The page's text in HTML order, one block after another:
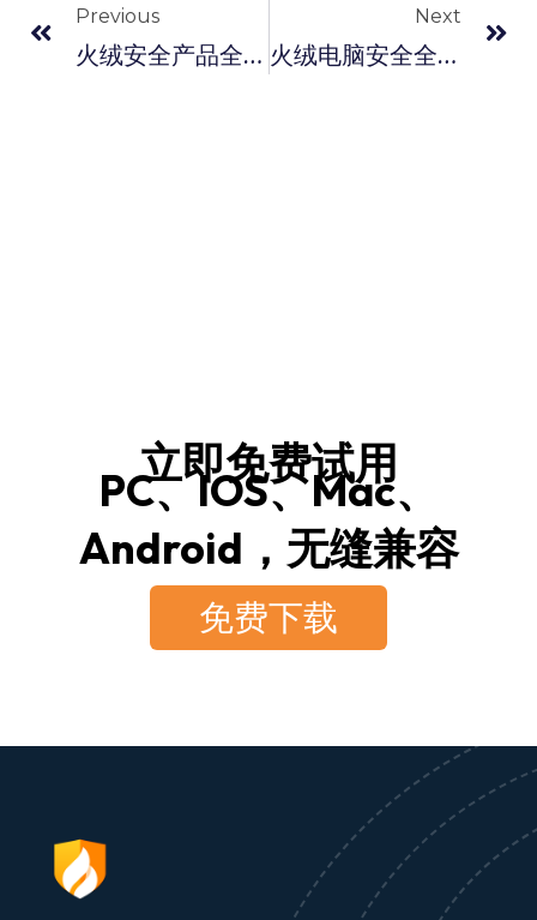
Previous
火绒安全产品全面解析保障数字世界的多重防护体系
Next
火绒电脑安全全景解析 构建稳定高效的防护体系
立即免费试用
PC、IOS、Mac、
Android，无缝兼容
免费下载